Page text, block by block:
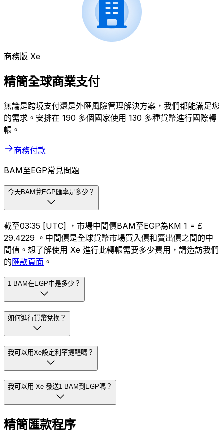
商務版 Xe
精簡全球商業支付
無論是跨境支付還是外匯風險管理解決方案，我們都能滿足您
的需求。安排在 190 多個國家使用 130 多種貨幣進行國際轉
帳。
商務付款
BAM至EGP常見問題
今天BAM兌EGP匯率是多少？
截至03:35 [UTC] ，市場中間價BAM至EGP為KM 1 = £
29.4229 。中間價是全球貨幣市場買入價和賣出價之間的中
間值。想了解使用 Xe 進行此轉帳需要多少費用，請造訪我們
的匯款頁面 。
1 BAM在EGP中是多少？
如何進行貨幣兌換？
我可以用Xe設定利率提醒嗎？
我可以用 Xe 發送1 BAM到EGP嗎？
精簡匯款程序